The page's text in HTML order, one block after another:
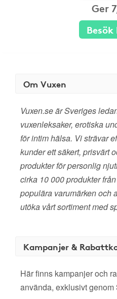
Ger
Om Vuxen
Vuxen.se är Sveriges
vuxenleksaker, erotiska
för intim hälsa. Vi strävar
kunder ett säkert, prisvärt
produkter för personlig
cirka 10 000 produkter
populära varumärken och
utöka vårt sortiment med
Kampanjer &
Här finns kampanjer och
använda, exklusivt genom